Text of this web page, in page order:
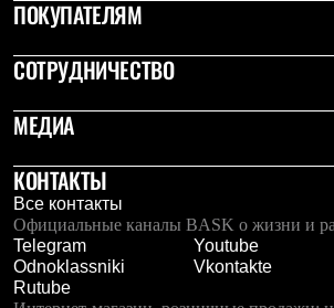
Лёгкая одежда
Рубашки
Толстовки
Термобелье
Теплое термобелье
Легкое термобелье
Флисовая одежда
Куртки
Брюки
Детская одежда
Утепленная пухом
Комбинезоны
ПОКУПАТЕЛЯМ
СОТРУДНИЧЕСТВО
МЕДИА
КОНТАКТЫ
Все контакты
Официальные каналы BASK о жизни и
Telegram
Youtube
Odnoklassniki
Vkontakte
Rutube